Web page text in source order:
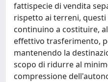
fattispecie di vendita
rispetto ai terreni,
continuino a costituire,
effettivo trasferimento,
mantenendo la
scopo di ridurre al
compressione